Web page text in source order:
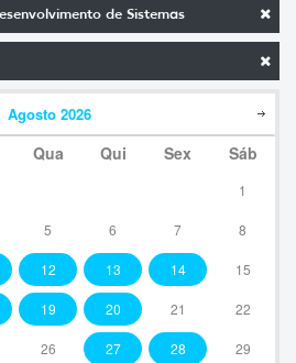
de Sistemas
Agosto 2026
Qua Qui Sex Sáb
1
5 6 7 8
12 13 14 15
19 20 21 22
26 27 28 29